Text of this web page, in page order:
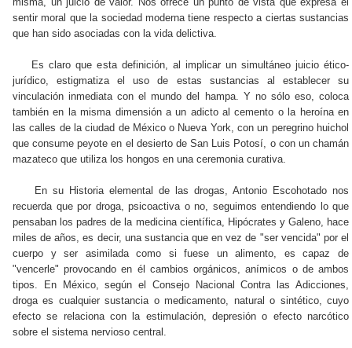
sentir moral que la sociedad moderna tiene respecto a ciertas sustancias
que han sido asociadas con la vida delictiva.
Es claro que esta definición, al implicar un simultáneo juicio ético-
jurídico, estigmatiza el uso de estas sustancias al establecer su
vinculación inmediata con el mundo del hampa. Y no sólo eso, coloca
también en la misma dimensión a un adicto al cemento o la heroína en
las calles de la ciudad de México o Nueva York, con un peregrino huichol
que consume peyote en el desierto de San Luis Potosí, o con un chamán
mazateco que utiliza los hongos en una ceremonia curativa.
En su Historia elemental de las drogas, Antonio Escohotado nos
recuerda que por droga, psicoactiva o no, seguimos entendiendo lo que
pensaban los padres de la medicina científica, Hipócrates y Galeno, hace
miles de años, es decir, una sustancia que en vez de "ser vencida" por el
cuerpo y ser asimilada como si fuese un alimento, es capaz de
"vencerle" provocando en él cambios orgánicos, anímicos o de ambos
tipos. En México, según el Consejo Nacional Contra las Adicciones,
droga es cualquier sustancia o medicamento, natural o sintético, cuyo
efecto se relaciona con la estimulación, depresión o efecto narcótico
sobre el sistema nervioso central.